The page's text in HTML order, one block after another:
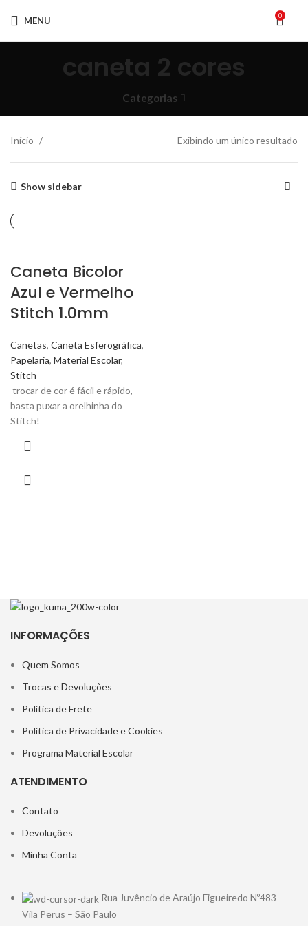
MENU 0
caneta 2 cores
Categorias
Início Exibindo um único resultado
Show sidebar
Caneta Bicolor
Azul e Vermelho
Stitch 1.0mm
Canetas, Caneta Esferográfica,
Papelaria, Material Escolar,
Stitch
trocar de cor é fácil e rápido,
basta puxar a orelhinha do
Stitch!
INFORMAÇÕES
Quem Somos
Trocas e Devoluções
Política de Frete
Política de Privacidade e Cookies
Programa Material Escolar
ATENDIMENTO
Contato
Devoluções
Minha Conta
Rua Juvêncio de Araújo Figueiredo Nº483 –
Vila Perus – São Paulo